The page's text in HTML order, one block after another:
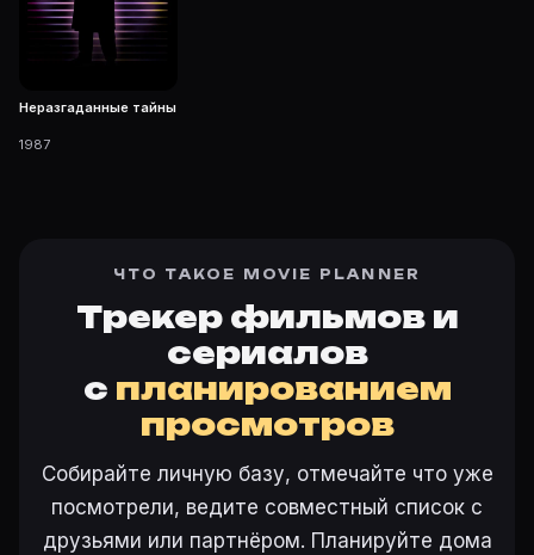
Неразгаданные тайны
1987
ЧТО ТАКОЕ MOVIE PLANNER
Трекер фильмов и
сериалов
с планированием
просмотров
Собирайте личную базу, отмечайте что уже
посмотрели, ведите совместный список с
друзьями или партнёром. Планируйте дома